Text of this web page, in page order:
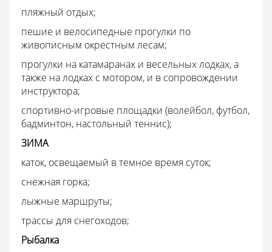
пляжный отдых;
пешие и велосипедные прогулки по
живописным окрестным лесам;
прогулки на катамаранах и весельных лодках, а
также на лодках с мотором, и в сопровождении
инструктора;
спортивно-игровые площадки (волейбол, футбол,
бадминтон, настольный теннис);
ЗИМА
каток, освещаемый в темное время суток;
снежная горка;
лыжные маршруты;
трассы для снегоходов;
Рыбалка